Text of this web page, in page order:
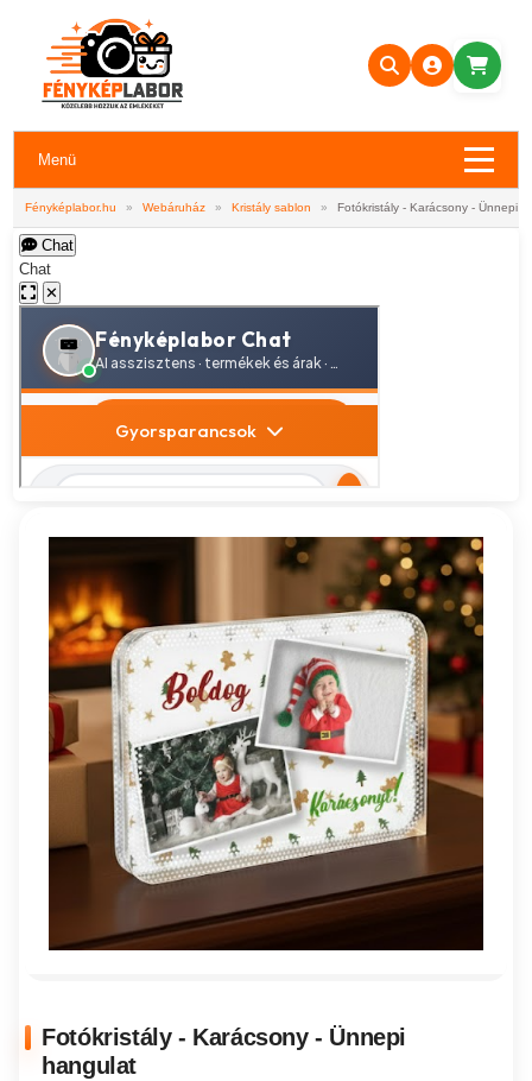
Menü
Fényképlabor.hu » Webáruház » Kristály sablon » Fotókristály - Karácsony - Ünnepi
Chat
Chat
✕
Fotókristály - Karácsony - Ünnepi
hangulat